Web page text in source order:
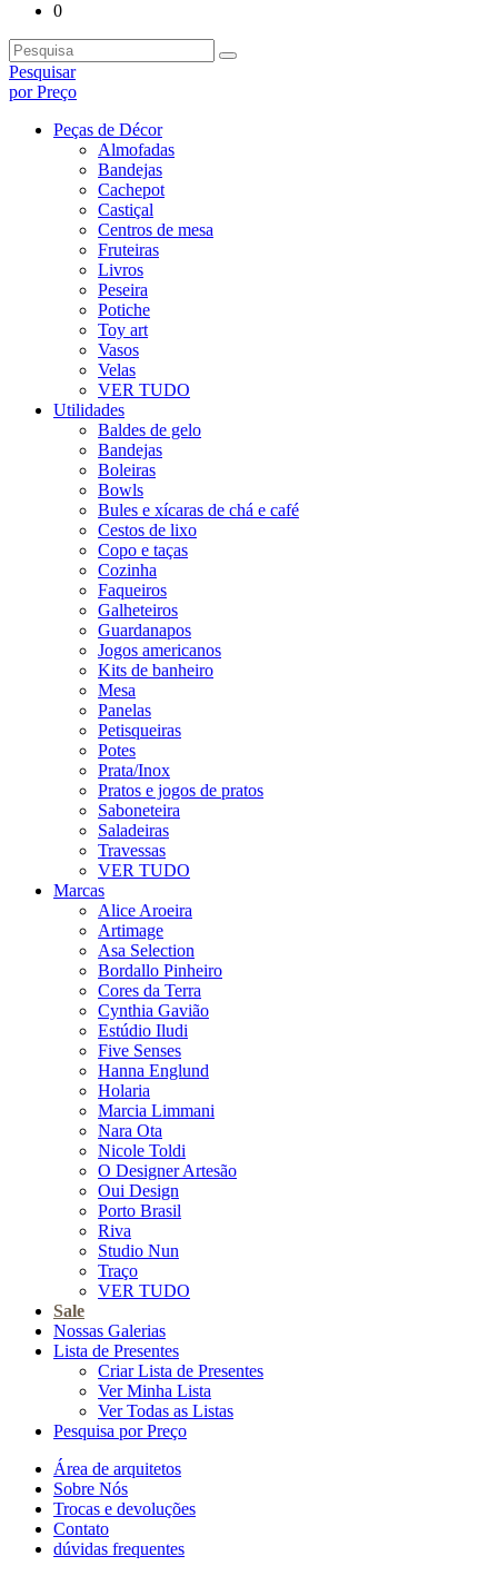
0
Pesquisar
por Preço
Peças de Décor
Almofadas
Bandejas
Cachepot
Castiçal
Centros de mesa
Fruteiras
Livros
Peseira
Potiche
Toy art
Vasos
Velas
VER TUDO
Utilidades
Baldes de gelo
Bandejas
Boleiras
Bowls
Bules e xícaras de chá e café
Cestos de lixo
Copo e taças
Cozinha
Faqueiros
Galheteiros
Guardanapos
Jogos americanos
Kits de banheiro
Mesa
Panelas
Petisqueiras
Potes
Prata/Inox
Pratos e jogos de pratos
Saboneteira
Saladeiras
Travessas
VER TUDO
Marcas
Alice Aroeira
Artimage
Asa Selection
Bordallo Pinheiro
Cores da Terra
Cynthia Gavião
Estúdio Iludi
Five Senses
Hanna Englund
Holaria
Marcia Limmani
Nara Ota
Nicole Toldi
O Designer Artesão
Oui Design
Porto Brasil
Riva
Studio Nun
Traço
VER TUDO
Sale
Nossas Galerias
Lista de Presentes
Criar Lista de Presentes
Ver Minha Lista
Ver Todas as Listas
Pesquisa por Preço
Área de arquitetos
Sobre Nós
Trocas e devoluções
Contato
dúvidas frequentes